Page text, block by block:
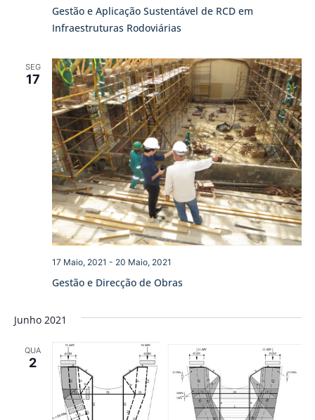
Gestão e Aplicação Sustentável de RCD em
Infraestruturas Rodoviárias
SEG
17
Gestão e Direcção de Obras
17 Maio, 2021 - 20 Maio, 2021
Junho 2021
QUA
2